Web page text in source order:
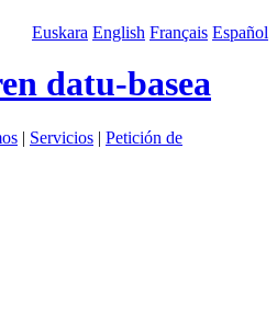
Euskara English Français Español
datu-basea
| Servicios | Petición de